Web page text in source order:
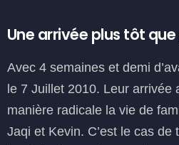
Une arrivée plus tôt
Avec 4 semaines et demi
le 7 Juillet 2010. Leur arrivée
manière radicale la vie de
Jaqi et Kevin. C’est le cas de